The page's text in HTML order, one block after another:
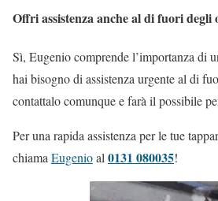
Offri assistenza anche al di fuori
Sì, Eugenio comprende l’importanza di
hai bisogno di assistenza urgente al di
contattalo comunque e farà il possibile
Per una rapida assistenza per le tue
chiamaEugenioal0131 080035!